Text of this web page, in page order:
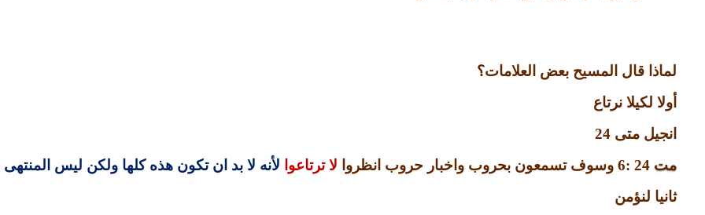
لماذا قال المسيح بعض العلامات؟
أولا لكيلا نرتاع
انجيل متى 24
مت 24 :6 وسوف تسمعون بحروب واخبار حروب انظروا لا ترتاعوا لأنه لا بد ان تكون هذه كلها ولكن ليس المنتهى
ثانيا لنؤمن